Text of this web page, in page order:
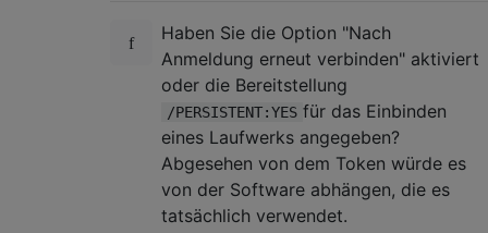
Haben Sie die Option "Nach
Anmeldung erneut verbinden" aktiviert
oder die Bereitstellung
/PERSISTENT:YES für das Einbinden
eines Laufwerks angegeben?
Abgesehen von dem Token würde es
von der Software abhängen, die es
tatsächlich verwendet.